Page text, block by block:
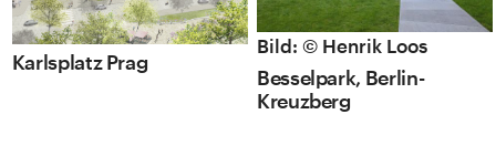
Karlsplatz Prag
Bild: © Henrik Loos
Besselpark, Berlin-
Kreuzberg